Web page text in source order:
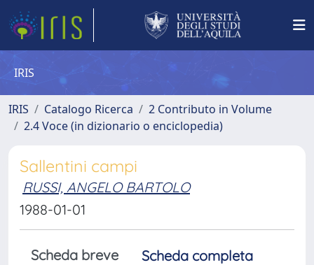
IRIS
IRIS Catalogo Ricerca
2 Contributo in Volume
2.4 Voce (in dizionario o enciclopedia)
Sallentini campi
RUSSI, ANGELO BARTOLO
1988-01-01
Scheda breve
Scheda completa